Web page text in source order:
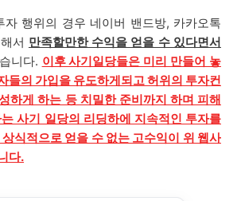
자 행위의 경우 네이버 밴드방, 카카오톡
서 만족할만한 수익을 얻을 수 있다면서
니다. 이후 사기일당들은 미리 만들어 놓
들의 가입을 유도하게되고 허위의 투자컨
하게 하는 등 치밀한 준비까지 하며 피해
사기 일당의 리딩하에 지속적인 투자를
식적으로 얻을 수 없는 고수익이 위 웹사
다.